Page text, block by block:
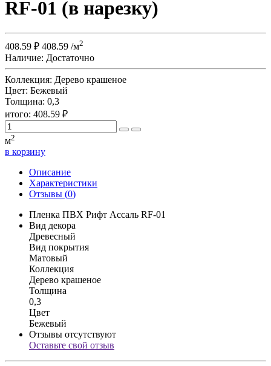
RF-01 (в нарезку)
408.59 ₽ 408.59 /м2
Наличие: Достаточно
Коллекция: Дерево крашеное
Цвет: Бежевый
Толщина: 0,3
итого: 408.59 ₽
м2
в корзину
Описание
Характеристики
Отзывы (0)
Пленка ПВХ Рифт Ассаль RF-01
Вид декора
Древесный
Вид покрытия
Матовый
Коллекция
Дерево крашеное
Толщина
0,3
Цвет
Бежевый
Отзывы отсутствуют
Оставьте свой отзыв